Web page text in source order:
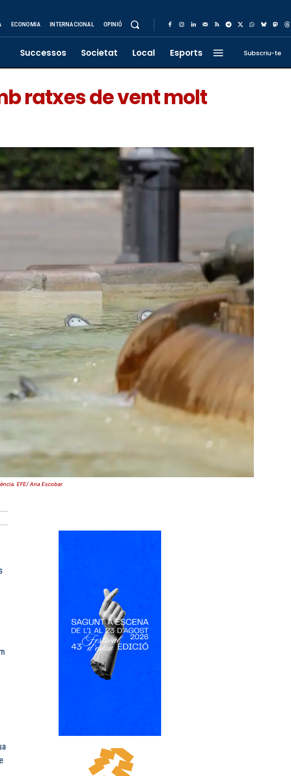
ECONOMIA INTERNACIONAL OPINIÓ
Successos Societat Local Esports Subscriu-te
ratxes de vent molt
EFE/ Ana Escobar